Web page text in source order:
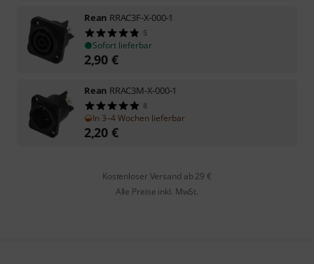
Rean RRAC3F-X-000-1
5
Sofort lieferbar
2,90 €
Rean RRAC3M-X-000-1
8
In 3–4 Wochen lieferbar
2,20 €
Kostenloser Versand ab 29 €
Alle Preise inkl. MwSt.